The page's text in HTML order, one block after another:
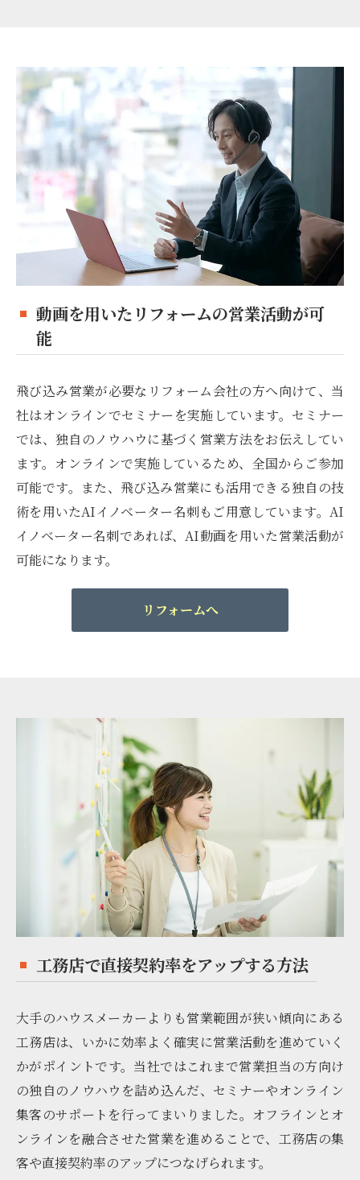
動画を用いたリフォームの営業活動が可
能
飛び込み営業が必要なリフォーム会社の方へ向けて、当
社はオンラインでセミナーを実施しています。セミナー
では、独自のノウハウに基づく営業方法をお伝えしてい
ます。オンラインで実施しているため、全国からご参加
可能です。また、飛び込み営業にも活用できる独自の技
術を用いたAIイノベーター名刺もご用意しています。AI
イノベーター名刺であれば、AI動画を用いた営業活動が
可能になります。
リフォームへ
工務店で直接契約率をアップする方法
大手のハウスメーカーよりも営業範囲が狭い傾向にある
工務店は、いかに効率よく確実に営業活動を進めていく
かがポイントです。当社ではこれまで営業担当の方向け
の独自のノウハウを詰め込んだ、セミナーやオンライン
集客のサポートを行ってまいりました。オフラインとオ
ンラインを融合させた営業を進めることで、工務店の集
客や直接契約率のアップにつなげられます。